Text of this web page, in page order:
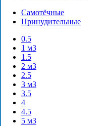
Самотёчные
Принудительные
0.5
1 м3
1.5
2 м3
2.5
3 м3
3.5
4
4.5
5 м3